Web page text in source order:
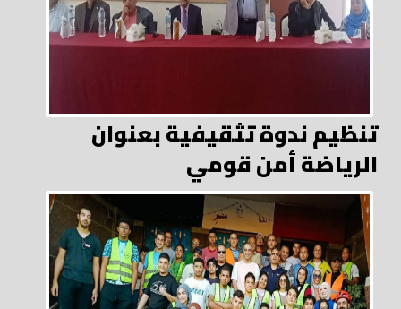
تنظيم ندوة تثقيفية بعنوان
الرياضة أمن قومي